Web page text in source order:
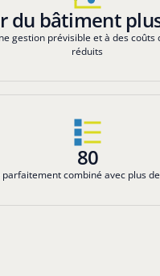
du bâtiment
gestion prévisible et à des coûts
réduits
80
parfaitement combiné avec plus